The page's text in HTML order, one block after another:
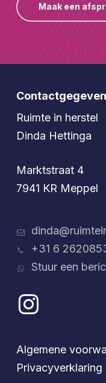
Maak een
Ruimte in herstel
Dinda Hettinga
Marktstraat 4
7941 KR Meppel
+31 6
Stuur een
Algemene
Privacyverklaring